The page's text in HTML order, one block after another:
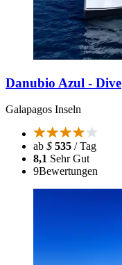
Danubio Azul - Dive
Galapagos Inseln
ab $ 535 / Tag
8,1 Sehr Gut
9Bewertungen